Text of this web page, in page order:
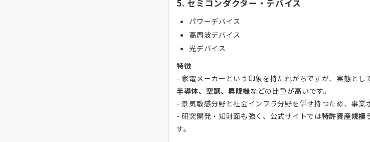
5. セミコンダクター・デバイス
パワーデバイス
高周波デバイス
光デバイス
特徴
- 家電メーカーという印象を持たれがちですが、実態とし
半導体、空調、昇降機などの比重が高いです。
- 景気敏感分野と社会インフラ分野を併せ持つため、事業
- 研究開発・知財面も強く、公式サイトでは特許資産規模
す。